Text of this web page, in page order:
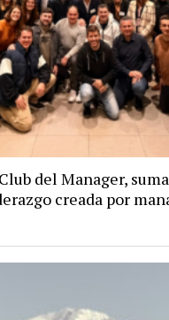
del Manager,
creada por